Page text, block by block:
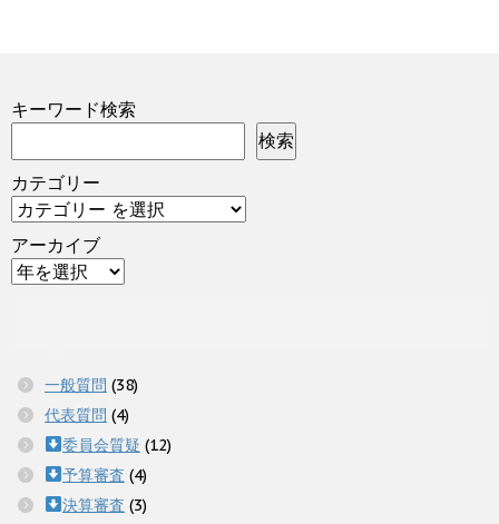
キーワード検索
検索
カテゴリー
アーカイブ
一般質問 (38)
代表質問 (4)
委員会質疑 (12)
予算審査 (4)
決算審査 (3)